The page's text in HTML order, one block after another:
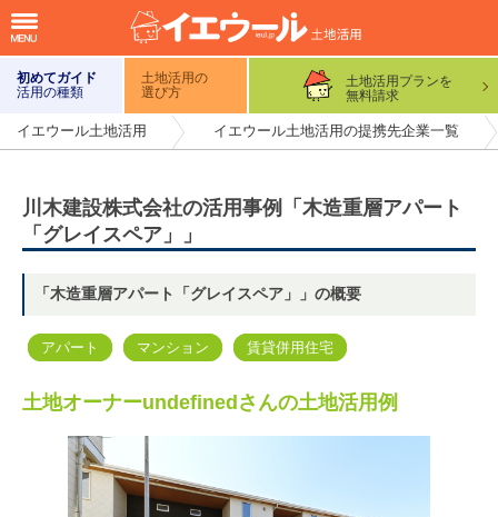
初めてガイド
活用の種類
土地活用の
選び方
土地活用プランを
無料請求
イエウール土地活用 イエウール土地活用の提携先企業一覧
川木建設株式会社の活用事例「木造重層アパート
「グレイスペア」」
「木造重層アパート「グレイスペア」」の概要
アパート マンション 賃貸併用住宅
土地オーナーundefinedさんの土地活用例